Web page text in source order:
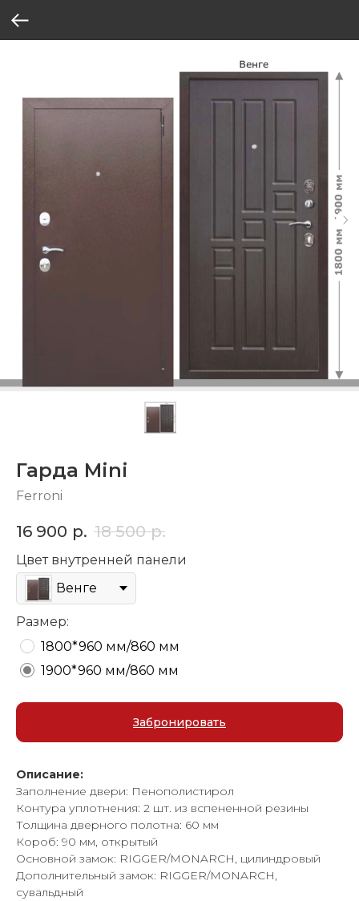
Гарда Mini
Ferroni
16 900 р. 18 500 р.
Цвет внутренней панели
Венге
Размер:
1800*960 мм/860 мм
1900*960 мм/860 мм
Забронировать
Описание:
Заполнение двери: Пенополистирол
Контура уплотнения: 2 шт. из вспененной резины
Толщина дверного полотна: 60 мм
Короб: 90 мм, открытый
Основной замок: RIGGER/MONARCH, цилиндровый
Дополнительный замок: RIGGER/MONARCH,
сувальдный